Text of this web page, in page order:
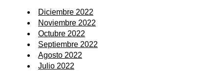
Diciembre 2022
Noviembre 2022
Octubre 2022
Septiembre 2022
Agosto 2022
Julio 2022